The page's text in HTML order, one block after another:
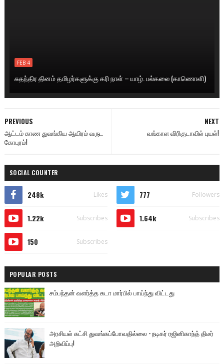
FEB 4
சுதந்திர தினம் தமிழர்களுக்கு கரி நாள் – யாழ். பல்கலை (காணொளி)
NEXT
வங்காள விரிகுடாவில் புயல்!
PREVIOUS
ஆட்டம் காண துவங்கிய ஆயிரம் வருட
கோபுரம்!
SOCIAL COUNTER
248k Likes 777 Followers
1.22k Subscribes 1.64k Subscribes
150 Subscribes
POPULAR POSTS
சம்பந்தன் வளர்த்த கடா மார்பில் பாய்ந்து விட்டது
அரசியல் கட்சி துவங்கப்போவதில்லை - நடிகர் ரஜினிகாந்த் திடீர்
அறிவிப்பு!